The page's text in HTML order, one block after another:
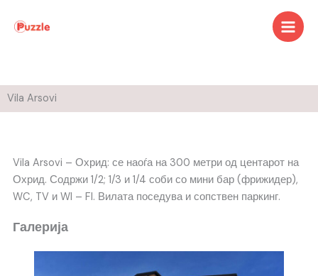
Vila Arsovi
Vila Arsovi – Охрид: се наоѓа на 300 метри од центарот на
Охрид. Содржи 1/2; 1/3 и 1/4 соби со мини бар (фрижидер),
WC, TV и WI – FI. Вилата поседува и сопствен паркинг.
Галерија